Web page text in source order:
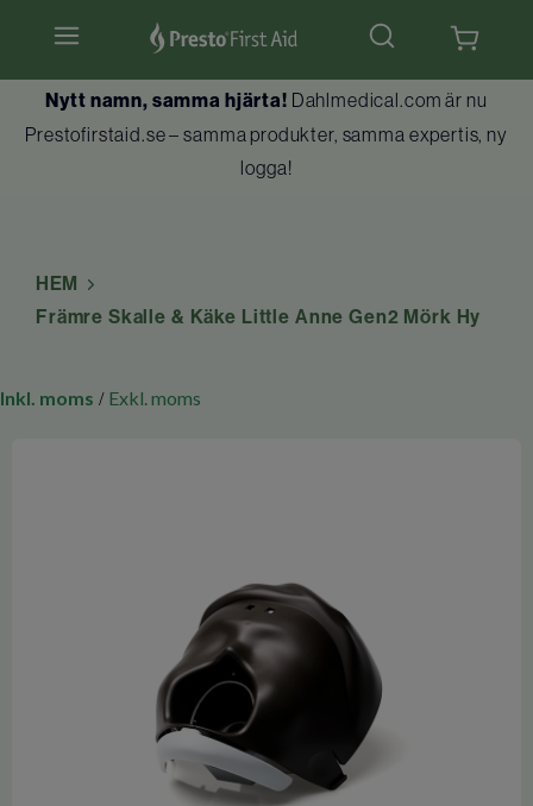
Hjärtstartare & tillbehör
Brandskydd
Kundtjänst
Nytt namn, samma hjärta! Dahlmedical.com är nu
Prestofirstaid.se – samma produkter, samma expertis, ny
logga!
HEM
Främre Skalle & Käke Little Anne Gen2 Mörk Hy
Inkl. moms / Exkl. moms